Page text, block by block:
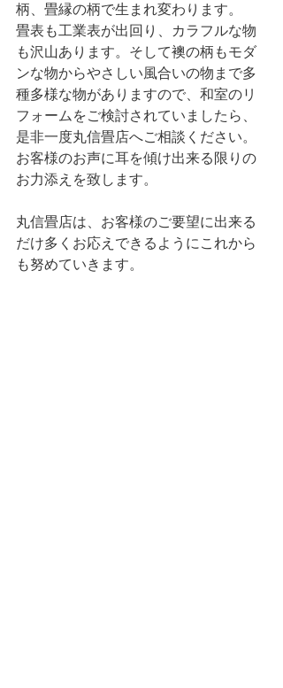
柄、畳縁の柄で生まれ変わります。
畳表も工業表が出回り、カラフルな物
も沢山あります。そして襖の柄もモダ
ンな物からやさしい風合いの物まで多
種多様な物がありますので、和室のリ
フォームをご検討されていましたら、
是非一度丸信畳店へご相談ください。
お客様のお声に耳を傾け出来る限りの
お力添えを致します。
丸信畳店は、お客様のご要望に出来る
だけ多くお応えできるようにこれから
も努めていきます。